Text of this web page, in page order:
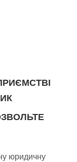
юридичну